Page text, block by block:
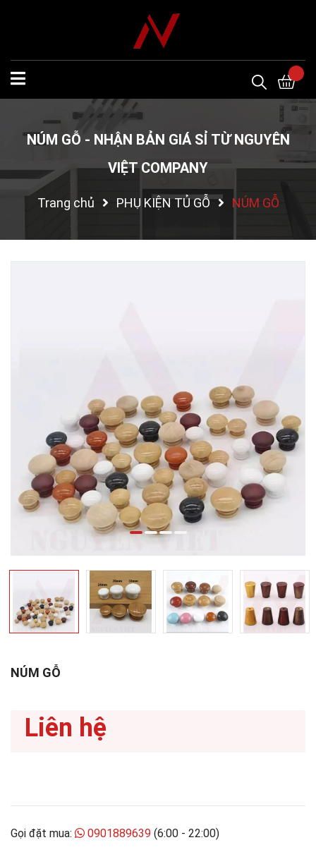
NÚM GỖ - NHẬN BẢN GIÁ SỈ TỪ NGUYÊN
VIỆT COMPANY
Trang chủ PHỤ KIỆN TỦ GỖ NÚM GỖ
NÚM GỖ
Liên hệ
Gọi đặt mua: 0901889639 (6:00 - 22:00)